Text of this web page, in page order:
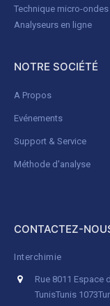
Technique micro-ondes
Analyseurs en ligne
NOTRE SOCIÉTÉ
A Propos
Evénements
Support & Service
Méthode d'analyse
CONTACTEZ-
Interchimie
Rue 8011 Espace
TunisTunis 1073